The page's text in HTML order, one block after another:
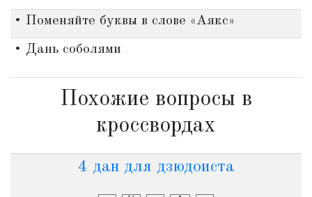
• Поменяйте буквы в слове «Аякс»
• Дань соболями
Похожие вопросы в
кроссвордах
4 дан для дзюдоиста